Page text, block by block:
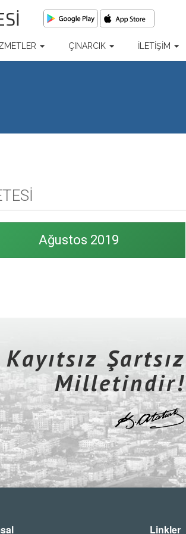
ÇINARCIK İLETİŞİM
Ağustos 2019
Şartsız
Milletindir!
Linkler